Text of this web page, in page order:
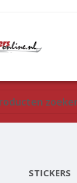
STICKERS